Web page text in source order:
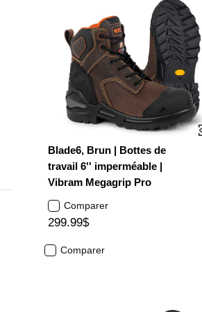
Blade6, Brun | Bottes de
travail 6'' imperméable |
Vibram Megagrip Pro
Comparer
299.99$
Comparer